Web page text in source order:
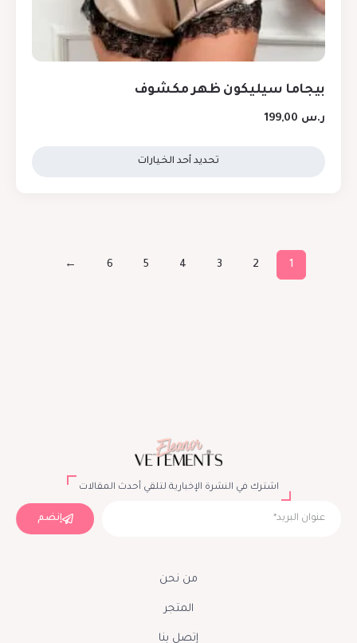
بيجاما سيليكون ظهر مكشوف
ر.س
تحديد أحد الخيارات
1
2
3
4
5
6
←
اشترك في النشرة الإخبارية لتلقي أحدث المقالات
إنضم
من نحن
المتجر
إتصل بنا